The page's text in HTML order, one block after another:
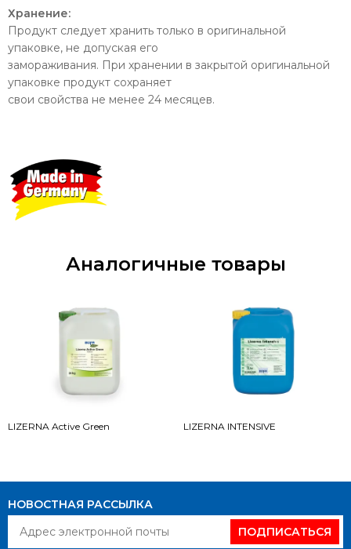
Хранение:
Продукт следует хранить только в оригинальной
упаковке, не допуская его
замораживания. При хранении в закрытой оригинальной
упаковке продукт сохраняет
свои свойства не менее 24 месяцев.
Аналогичные товары
LIZERNA Active Green LIZERNA INTENSIVE
НОВОСТНАЯ РАССЫЛКА
ПОДПИСАТЬСЯ